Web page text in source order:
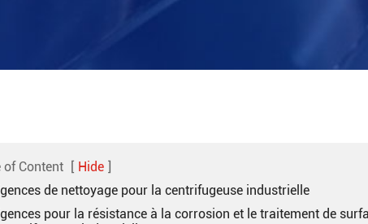
of Content [ Hide ]
de nettoyage pour la centrifugeuse industrielle
pour la résistance à la corrosion et le traitement de